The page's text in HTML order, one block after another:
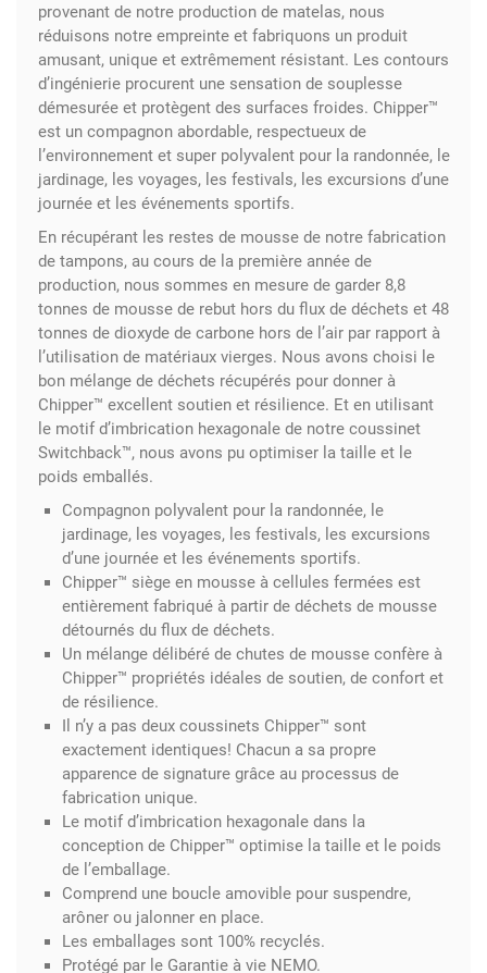
provenant de notre production de matelas, nous
réduisons notre empreinte et fabriquons un produit
amusant, unique et extrêmement résistant. Les contours
d’ingénierie procurent une sensation de souplesse
démesurée et protègent des surfaces froides. Chipper™
est un compagnon abordable, respectueux de
l’environnement et super polyvalent pour la randonnée, le
jardinage, les voyages, les festivals, les excursions d’une
journée et les événements sportifs.
En récupérant les restes de mousse de notre fabrication
de tampons, au cours de la première année de
production, nous sommes en mesure de garder 8,8
tonnes de mousse de rebut hors du flux de déchets et 48
tonnes de dioxyde de carbone hors de l’air par rapport à
l’utilisation de matériaux vierges. Nous avons choisi le
bon mélange de déchets récupérés pour donner à
Chipper™ excellent soutien et résilience. Et en utilisant
le motif d’imbrication hexagonale de notre coussinet
Switchback™, nous avons pu optimiser la taille et le
poids emballés.
Compagnon polyvalent pour la randonnée, le
jardinage, les voyages, les festivals, les excursions
d’une journée et les événements sportifs.
Chipper™ siège en mousse à cellules fermées est
entièrement fabriqué à partir de déchets de mousse
détournés du flux de déchets.
Un mélange délibéré de chutes de mousse confère à
Chipper™ propriétés idéales de soutien, de confort et
de résilience.
Il n’y a pas deux coussinets Chipper™ sont
exactement identiques! Chacun a sa propre
apparence de signature grâce au processus de
fabrication unique.
Le motif d’imbrication hexagonale dans la
conception de Chipper™ optimise la taille et le poids
de l’emballage.
Comprend une boucle amovible pour suspendre,
arôner ou jalonner en place.
Les emballages sont 100% recyclés.
Protégé par le Garantie à vie NEMO.